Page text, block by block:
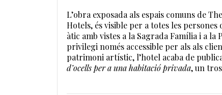
L’obra exposada als espais comuns de
Hotels, és visible per a totes les
àtic amb vistes a la Sagrada Família i a
privilegi només accessible per als als
patrimoni artístic, l’hotel acaba de
d’ocells per a una habitació privada, un